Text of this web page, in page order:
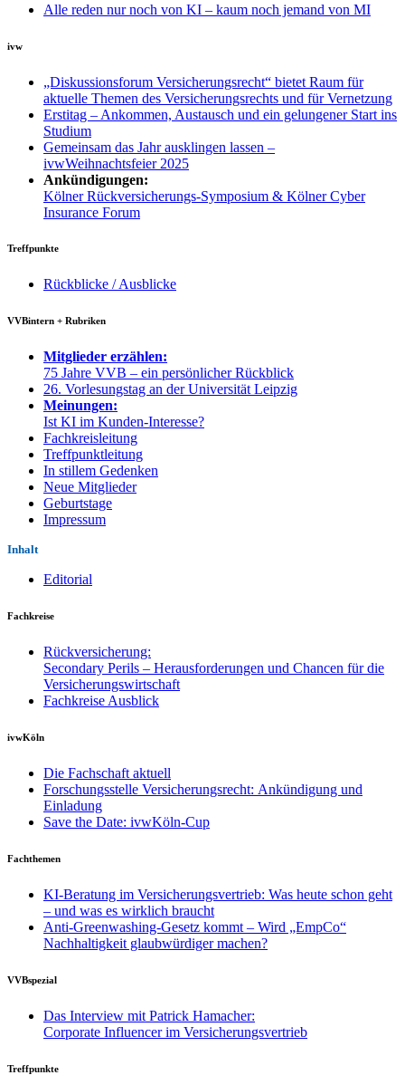
Alle reden nur noch von KI – kaum noch jemand von MI
ivw
„Diskussionsforum Versicherungsrecht“ bietet Raum für
aktuelle Themen des Versicherungsrechts und für Vernetzung
Erstitag – Ankommen, Austausch und ein gelungener Start ins
Studium
Gemeinsam das Jahr ausklingen lassen –
ivwWeihnachtsfeier 2025
Ankündigungen:
Kölner Rückversicherungs-Symposium & Kölner Cyber
Insurance Forum
Treffpunkte
Rückblicke / Ausblicke
VVBintern + Rubriken
Mitglieder erzählen:
75 Jahre VVB – ein persönlicher Rückblick
26. Vorlesungstag an der Universität Leipzig
Meinungen:
Ist KI im Kunden-Interesse?
Fachkreisleitung
Treffpunktleitung
In stillem Gedenken
Neue Mitglieder
Geburtstage
Impressum
Inhalt
Editorial
Fachkreise
Rückversicherung:
Secondary Perils – Herausforderungen und Chancen für die
Versicherungswirtschaft
Fachkreise Ausblick
ivwKöln
Die Fachschaft aktuell
Forschungsstelle Versicherungsrecht: Ankündigung und
Einladung
Save the Date: ivwKöln-Cup
Fachthemen
KI-Beratung im Versicherungsvertrieb: Was heute schon geht
– und was es wirklich braucht
Anti-Greenwashing-Gesetz kommt – Wird „EmpCo“
Nachhaltigkeit glaubwürdiger machen?
VVBspezial
Das Interview mit Patrick Hamacher:
Corporate Influencer im Versicherungsvertrieb
Treffpunkte